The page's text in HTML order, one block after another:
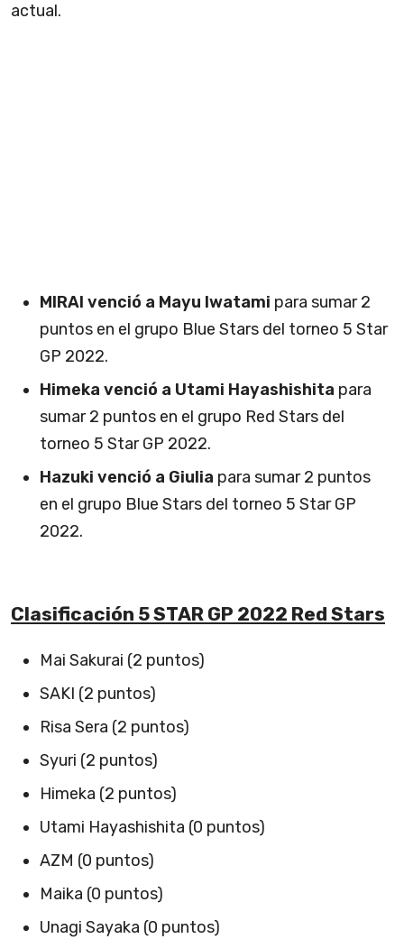
actual.
MIRAI venció a Mayu Iwatami para sumar 2
puntos en el grupo Blue Stars del torneo 5 Star
GP 2022.
Himeka venció a Utami Hayashishita para
sumar 2 puntos en el grupo Red Stars del
torneo 5 Star GP 2022.
Hazuki venció a Giulia para sumar 2 puntos
en el grupo Blue Stars del torneo 5 Star GP
2022.
Clasificación 5 STAR GP 2022 Red Stars
Mai Sakurai (2 puntos)
SAKI (2 puntos)
Risa Sera (2 puntos)
Syuri (2 puntos)
Himeka (2 puntos)
Utami Hayashishita (0 puntos)
AZM (0 puntos)
Maika (0 puntos)
Unagi Sayaka (0 puntos)